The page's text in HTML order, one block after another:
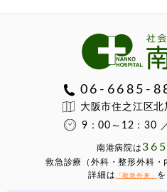
06-6685-
大阪市住之江区
9：00～12：30
南港病院は365
救急診療（外科・整形外科・
詳細は
「救急外来」